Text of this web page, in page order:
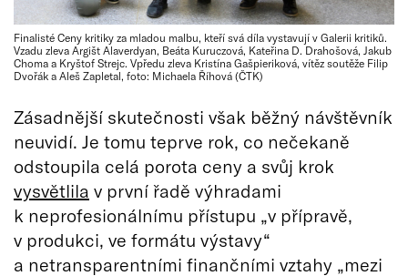
Finalisté Ceny kritiky za mladou malbu, kteří svá díla vystavují v Galerii kritiků.
Vzadu zleva Argišt Alaverdyan, Beáta Kuruczová, Kateřina D. Drahošová, Jakub
Choma a Kryštof Strejc. Vpředu zleva Kristína Gašpieriková, vítěz soutěže Filip
Dvořák a Aleš Zapletal, foto: Michaela Říhová (ČTK)
Zásadnější skutečnosti však běžný návštěvník
neuvidí. Je tomu teprve rok, co nečekaně
odstoupila celá porota ceny a svůj krok
vysvětlila v první řadě výhradami
k neprofesionálnímu přístupu „v přípravě,
v produkci, ve formátu výstavy“
a netransparentními finančními vztahy „mezi